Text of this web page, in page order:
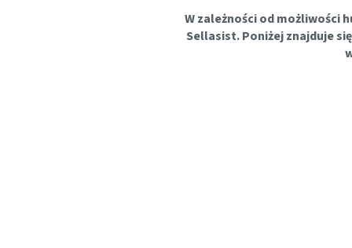
W zależności od możliwości
Sellasist. Poniżej znajduje